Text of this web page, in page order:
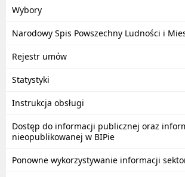
Wybory
Narodowy Spis Powszechny Ludności i
Rejestr umów
Statystyki
Instrukcja obsługi
Dostęp do informacji publicznej oraz
nieopublikowanej w BIPie
Ponowne wykorzystywanie informacji